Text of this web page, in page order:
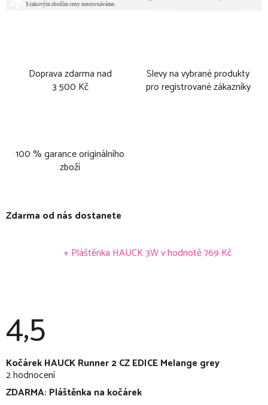
Doprava zdarma nad
3 500 Kč
Slevy na vybrané produkty
pro registrované zákazníky
100 % garance originálního
zboží
Zdarma od nás dostanete
+ Pláštěnka HAUCK 3Wv hodnotě 769 Kč
4,5
Průměrné
hodnocení
produktu
je
4,5
2 hodnocení
Kočárek HAUCK Runner 2 CZ EDICE Melange grey
ZDARMA: Pláštěnka na kočárek